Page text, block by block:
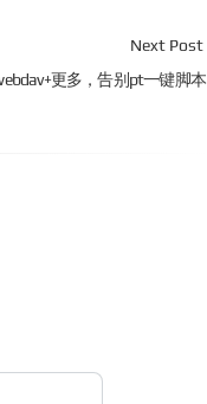
Next Post
更多，告别pt一键脚本